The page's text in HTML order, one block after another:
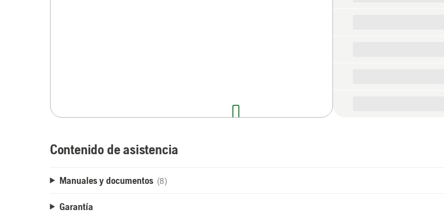
Contenido de asistencia
Manuales y documentos (8)
Garantía